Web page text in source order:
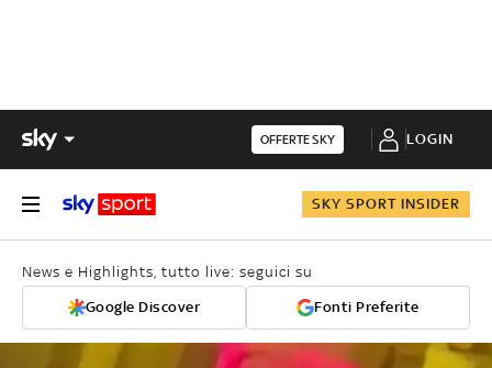
OFFERTE SKY LOGIN
SKY SPORT INSIDER
News e Highlights, tutto live: seguici su
Google Discover Fonti Preferite